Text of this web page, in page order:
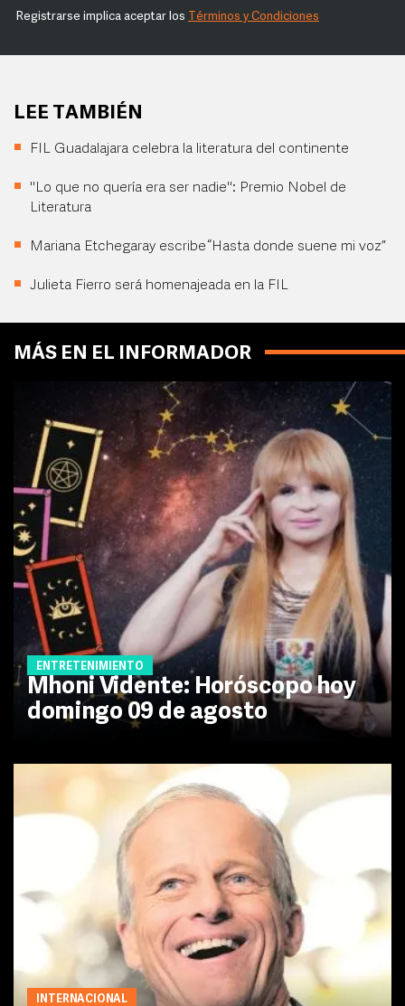
Registrarse implica aceptar los Términos y Condiciones
LEE TAMBIÉN
FIL Guadalajara celebra la literatura del continente
"Lo que no quería era ser nadie": Premio Nobel de
Literatura
Mariana Etchegaray escribe “Hasta donde suene mi voz”
Julieta Fierro será homenajeada en la FIL
MÁS EN EL INFORMADOR
ENTRETENIMIENTO
Mhoni Vidente: Horóscopo hoy
domingo 09 de agosto
INTERNACIONAL